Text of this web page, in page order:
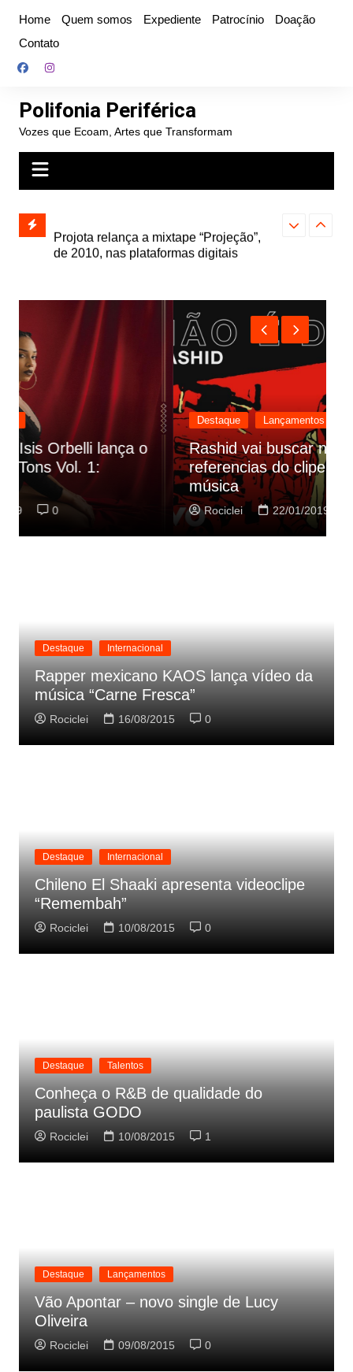
conteúdo
Home Quem somos Expediente Patrocínio
Doação
Contato
Polifonia Periférica
Vozes que Ecoam, Artes que Transformam
e abre
autoral,
de 2010, nas plataformas digitais
Farofa
Destaque Lançamentos
Rashid vai buscar nos HQs as
referencias do clipe de sua nova
música
Rociclei 22/01/2019 0
Destaque Internacional
Rapper mexicano KAOS lança vídeo da
música “Carne Fresca”
Rociclei 16/08/2015 0
Destaque Internacional
Chileno El Shaaki apresenta videoclipe
“Remembah”
Rociclei 10/08/2015 0
Destaque Talentos
Conheça o R&B de qualidade do
paulista GODO
Rociclei 10/08/2015 1
Destaque Lançamentos
Vão Apontar – novo single de Lucy
Oliveira
Rociclei 09/08/2015 0